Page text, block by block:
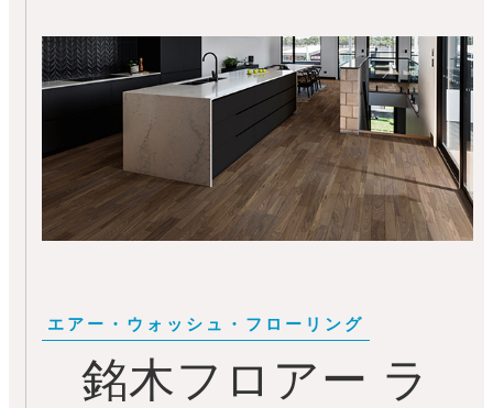
銘木フロアー ラ